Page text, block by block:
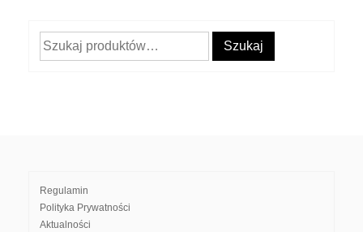
Szukaj: Szukaj
Regulamin
Polityka Prywatności
Aktualności